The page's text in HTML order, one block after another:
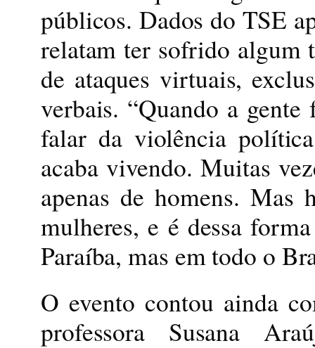
públicos. Dados do TSE
relatam ter sofrido algum
de ataques virtuais,
verbais. “Quando a
falar da violência
acaba vivendo. Muitas
apenas de homens. Mas
mulheres, e é dessa
Paraíba, mas em todo o
O evento contou ainda
professora Susana